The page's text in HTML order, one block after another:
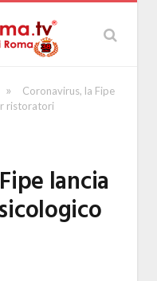
»
Coronavirus, la Fipe
ristoratori
lancia